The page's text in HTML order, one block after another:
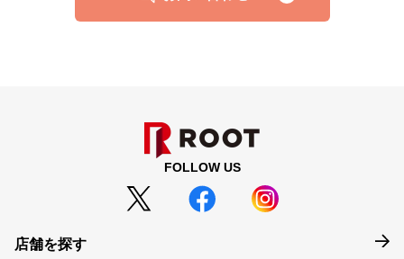
FOLLOW US
店舗を探す